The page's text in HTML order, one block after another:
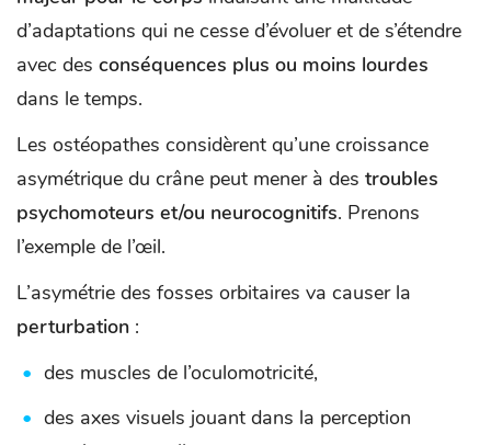
d’adaptations qui ne cesse d’évoluer et de s’étendre
avec des conséquences plus ou moins lourdes
dans le temps.
Les ostéopathes considèrent qu’une croissance
asymétrique du crâne peut mener à des troubles
psychomoteurs et/ou neurocognitifs. Prenons
l’exemple de l’œil.
L’asymétrie des fosses orbitaires va causer la
perturbation :
des muscles de l’oculomotricité,
des axes visuels jouant dans la perception